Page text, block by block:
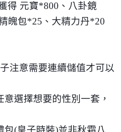
得 元寶*800 、八卦鏡
魄包*25 、大精力丹*20
注意需要連續儲值才可以
選擇想要的性別一套，